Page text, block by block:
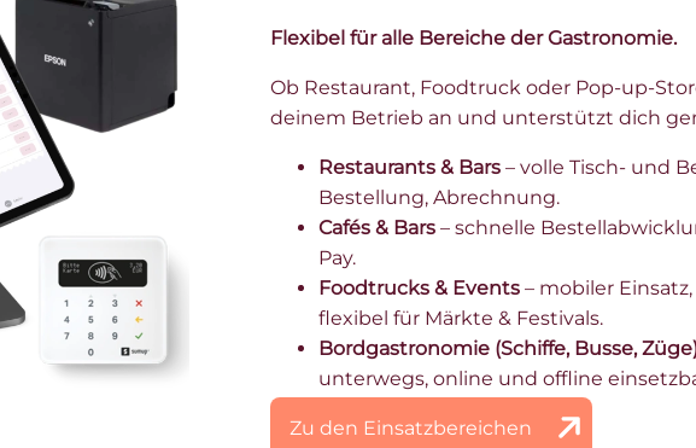
Flexibel für alle Bereiche der Gastronomie.
Ob Restaurant, Foodtruck oder Pop-up-
deinem Betrieb an und unterstützt dich
Restaurants & Bars – volle Tisch- und
Bestellung, Abrechnung.
Cafés & Bars – schnelle
Pay.
Foodtrucks & Events – mobiler
flexibel für Märkte & Festivals.
Bordgastronomie (Schiffe, Busse,
unterwegs, online und offline
Zu den Einsatzbereichen